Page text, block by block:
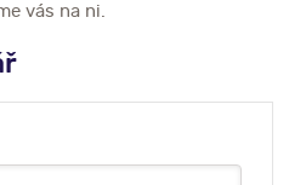
vás na ni.